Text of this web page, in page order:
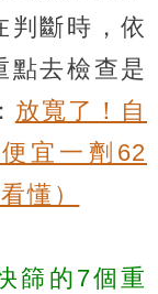
判斷時，依
點去檢查是
放寬了！自
宜一劑62
懂）
篩的7個重